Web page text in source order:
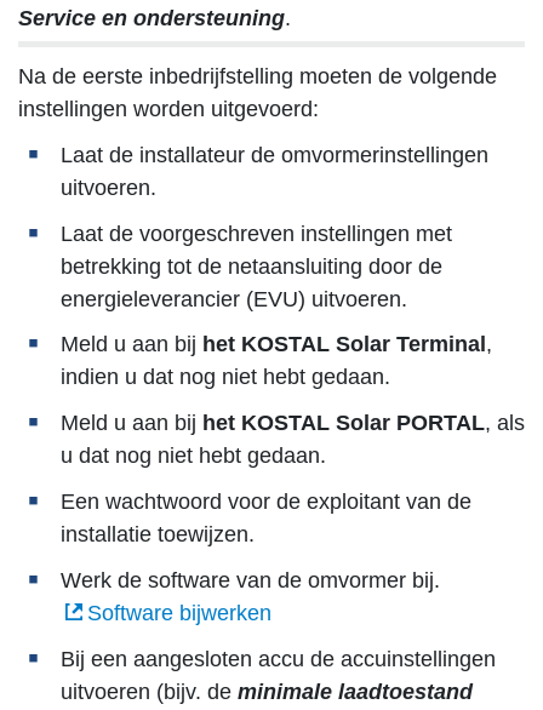
Service en ondersteuning.
Na de eerste inbedrijfstelling moeten de volgende
instellingen worden uitgevoerd:
Laat de installateur de omvormerinstellingen
uitvoeren.
Laat de voorgeschreven instellingen met
betrekking tot de netaansluiting door de
energieleverancier (EVU) uitvoeren.
Meld u aan bij het KOSTAL Solar Terminal ,
indien u dat nog niet hebt gedaan.
Meld u aan bij het KOSTAL Solar PORTAL, als
u dat nog niet hebt gedaan.
Een wachtwoord voor de exploitant van de
installatie toewijzen.
Werk de software van de omvormer bij.
Software bijwerken
Bij een aangesloten accu de accuinstellingen
uitvoeren (bijv. de minimale laadtoestand